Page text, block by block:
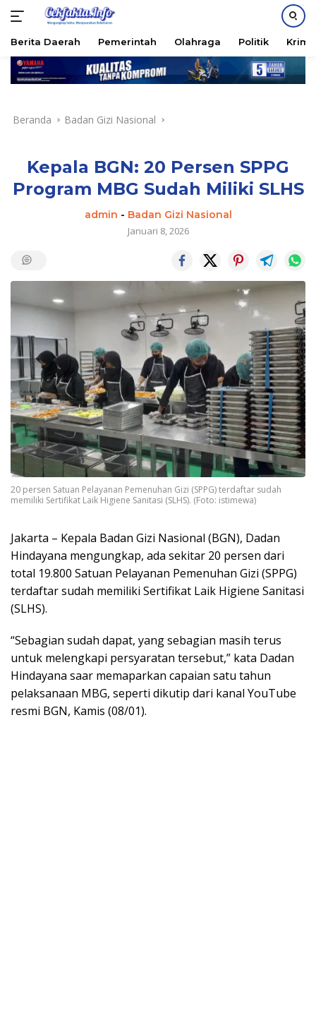
Langsung
Berita Daerah Pemerintah Olahraga Politik
Beranda Badan Gizi Nasional
Kepala BGN: 20 Persen SPPG
Program MBG Sudah Miliki SLHS
admin - Badan Gizi Nasional
Januari 8, 2026
20 persen Satuan Pelayanan Pemenuhan Gizi (SPPG) terdaftar sudah
memiliki Sertifikat Laik Higiene Sanitasi (SLHS). (Foto: istimewa)
Jakarta – Kepala Badan Gizi Nasional (BGN), Dadan
Hindayana mengungkap, ada sekitar 20 persen dari
total 19.800 Satuan Pelayanan Pemenuhan Gizi (SPPG)
terdaftar sudah memiliki Sertifikat Laik Higiene Sanitasi
(SLHS).
“Sebagian sudah dapat, yang sebagian masih terus
untuk melengkapi persyaratan tersebut,” kata Dadan
Hindayana saar memaparkan capaian satu tahun
pelaksanaan MBG, seperti dikutip dari kanal YouTube
resmi BGN, Kamis (08/01).